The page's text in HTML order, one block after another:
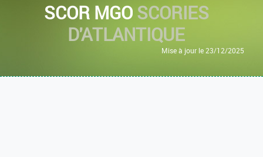
SCOR MGOSCORIES
D'ATLANTIQUE
Mise à jour le 23/12/2025